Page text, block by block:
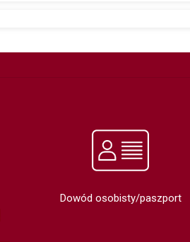
Dowód osobisty/paszport